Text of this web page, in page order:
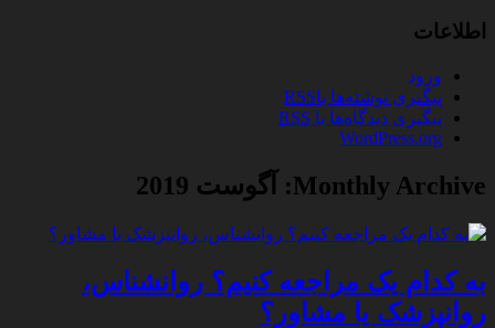
اطلاعات
ورود
پیگیری نوشته‌ها باRSS
پیگیری دیدگاه‌ها با RSS
WordPress.org
Monthly Archive: آگوست 2019
به کدام یک مراجعه کنیم؟ روانشناس،
روانپزشک یا مشاور؟